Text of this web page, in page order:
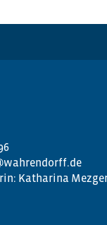
Katharina